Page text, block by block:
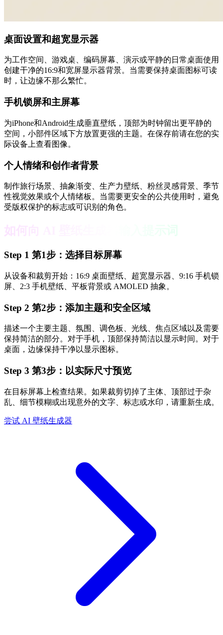
桌面设置和超宽显示器
为工作空间、游戏桌、编码屏幕、演示或平静的日常桌面使用
创建干净的16:9和宽屏显示器背景。当需要保持桌面图标可读
时，让边缘不那么繁忙。
手机锁屏和主屏幕
为iPhone和Android生成垂直壁纸，顶部为时钟留出更平静的
空间，小部件区域下方放置更强的主题。在保存前请在您的实
际设备上查看图像。
个人情绪和创作者背景
制作旅行场景、抽象渐变、生产力壁纸、粉丝灵感背景、季节
性视觉效果或个人情绪板。当需要更安全的公共使用时，避免
受版权保护的标志或可识别的角色。
如何向 AI 壁纸生成器输入提示词
Step 1 第1步：选择目标屏幕
从设备和裁剪开始：16:9 桌面壁纸、超宽显示器、9:16 手机锁
屏、2:3 手机壁纸、平板背景或 AMOLED 抽象。
Step 2 第2步：添加主题和安全区域
描述一个主要主题、氛围、调色板、光线、焦点区域以及需要
保持简洁的部分。对于手机，顶部保持简洁以显示时间。对于
桌面，边缘保持干净以显示图标。
Step 3 第3步：以实际尺寸预览
在目标屏幕上检查结果。如果裁剪切掉了主体、顶部过于杂
乱、细节模糊或出现意外的文字、标志或水印，请重新生成。
尝试 AI 壁纸生成器